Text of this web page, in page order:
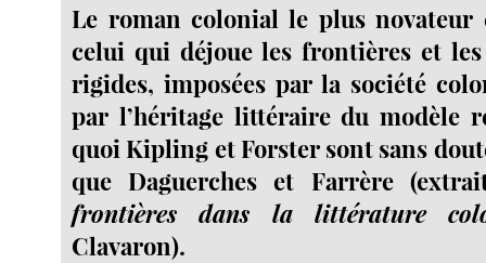
Le roman colonial le plus novateur
celui qui déjoue les frontières et
rigides, imposées par la société
par l’héritage littéraire du modèle
quoi Kipling et Forster sont sans
que Daguerches et Farrère
frontières dans la littérature
Clavaron).